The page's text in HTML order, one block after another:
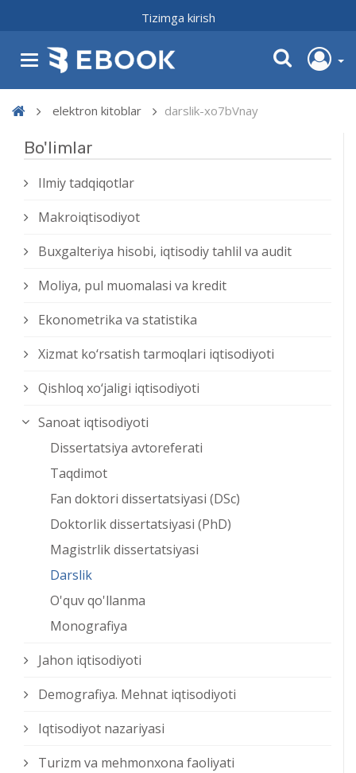
Tizimga kirish
elektron kitoblar darslik-xo7bVnay
Bo'limlar
Ilmiy tadqiqotlar
Makroiqtisodiyot
Buxgalteriya hisobi, iqtisodiy tahlil va audit
Moliya, pul muomalasi va kredit
Ekonometrika va statistika
Xizmat kо‘rsatish tarmoqlari iqtisodiyoti
Qishloq xо‘jaligi iqtisodiyoti
Sanoat iqtisodiyoti
Dissertatsiya avtoreferati
Taqdimot
Fan doktori dissertatsiyasi (DSc)
Doktorlik dissertatsiyasi (PhD)
Magistrlik dissertatsiyasi
Darslik
O'quv qo'llanma
Monografiya
Jahon iqtisodiyoti
Demografiya. Mehnat iqtisodiyoti
Iqtisodiyot nazariyasi
Turizm va mehmonxona faoliyati